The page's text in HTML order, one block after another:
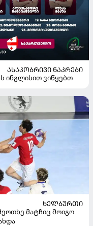
ᲐᲡᲐᲙᲝᲑᲠᲘᲕᲘ ᲜᲐᲙᲠᲔᲑᲘ
ინგლისით ვიწყებთ
ᲮᲔᲚᲑᲣᲠᲗᲘ
მატჩიც მოიგო